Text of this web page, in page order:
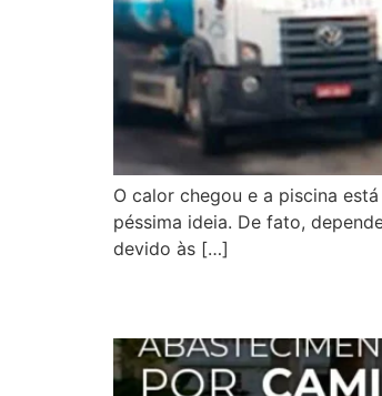
O calor chegou e a piscina
péssima ideia. De fato,
devido às […]